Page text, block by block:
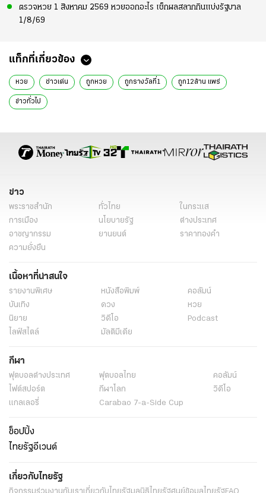
ตรวจหวย 1 สิงหาคม 2569 หวยออกอะไร เช็กผลสลากกินแบ่งรัฐบาล
1/8/69
แท็กที่เกี่ยวข้อง
หวย ช่าวเด่น ถูกหวย ถูกรางวัลที่1 ถูก12ล้าน แพร่
ข่าวทั่วไป
ข่าว
พระราชสำนัก ทั่วไทย
ในกระแส
การเมือง
นโยบายรัฐ
ต่างประเทศ
อาชญากรรม
ยานยนต์
ราคาทองคำ
ความยั่งยืน
เนื้อหาที่น่าสนใจ
รายงานพิเศษ หนังสือพิมพ์
คอลัมน์
บันเทิง
ดวง
หวย
นิยาย
วิดีโอ
Podcast
ไลฟ์สไตล์
มัลติมีเดีย
กีฬา
ฟุตบอลต่่างประเทศ ฟุตบอลไทย
คอลัมน์
ไฟต์สปอร์ต
กีฬาโลก
วิดีโอ
แกลเลอรี่
Carabao 7-a-Side Cup
ช็อปปิ้ง
ไทยรัฐอีเวนต์
เกี่ยวกับไทยรัฐ